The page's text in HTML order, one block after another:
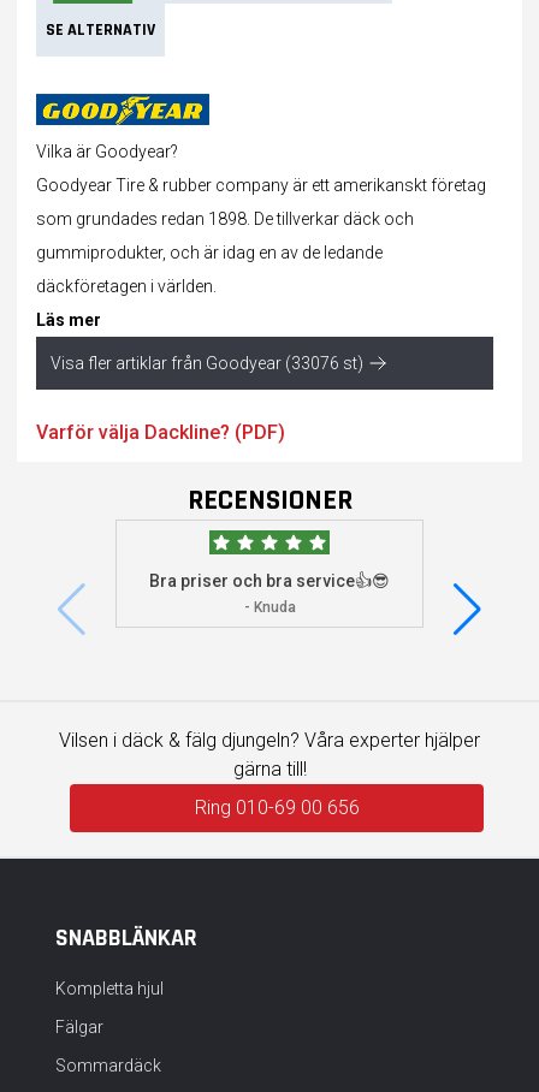
SE ALTERNATIV
Vilka är Goodyear?
Goodyear Tire & rubber company är ett amerikanskt företag
som grundades redan 1898. De tillverkar däck och
gummiprodukter, och är idag en av de ledande
däckföretagen i världen.
Läs mer
Visa fler artiklar från Goodyear (33076 st)
Varför välja Dackline? (PDF)
RECENSIONER
Bra priser och bra service👍😎
- Knuda
Vilsen i däck & fälg djungeln? Våra experter hjälper
gärna till!
Ring 010-69 00 656
SNABBLÄNKAR
Kompletta hjul
Fälgar
Sommardäck